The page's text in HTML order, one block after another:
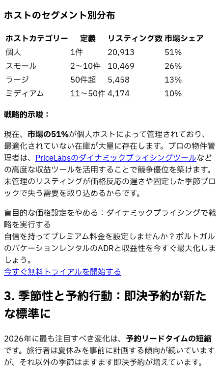
ホストのセグメント別分布
ホストカテゴリー 定義 リスティング数市場シェア
個人
1件 20,913
51%
スモール
2〜10件 10,469
26%
ラージ
50件超 5,458
13%
ミディアム
11〜50件4,174
10%
戦略的示唆：
現在、 市場の51%が個人ホストによって管理されており、
最適化されていない在庫が大量に存在します。プロの物件管
理者は、 PriceLabsのダイナミックプライシングツールなど
の高度な収益ツールを活用することで競争優位を築けます。
未管理のリスティングが価格反応の遅さや固定した季節ブロ
ックで失う需要を取り込めるからです。
盲目的な価格設定をやめる：ダイナミックプライシングで戦
略を実行する
自信を持ってプレミアム料金を設定しませんか？ポルトガル
のバケーションレンタルのADRと収益性を今すぐ最大化しま
しょう。
今すぐ無料トライアルを開始する
3. 季節性と予約行動：即決予約が新た
な標準に
2026年に最も注目すべき変化は、 予約リードタイムの短縮
です。旅行者は夏休みを事前に計画する傾向が続いています
が、それ以外の季節はますます即決予約が増えています。